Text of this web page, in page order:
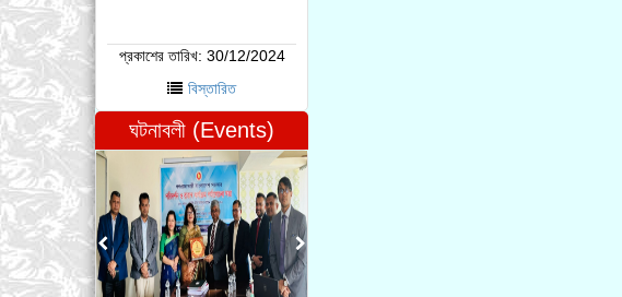
প্রকাশের তারিখ: 30/12/2024
বিস্তারিত
ঘটনাবলী (Events)